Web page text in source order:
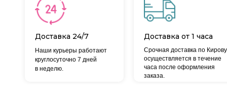
Доставка 24/7
Срочная доставка по Кирову
осуществляется в течение
часа после оформления
заказа.
Наши курьеры работают
круглосуточно 7 дней
в неделю.
Доставка от 1 часа